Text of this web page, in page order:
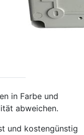
in Farbe und
abweichen.
und kostengünstig